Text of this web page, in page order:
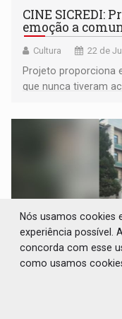
CINE SICREDI:
emoção a
Cultura 22 de
Projeto proporciona
que nunca tiveram
ELEIÇÕES
Oliveira retira
Nós usamos cookies
experiência possível.
concorda com esse
como usamos